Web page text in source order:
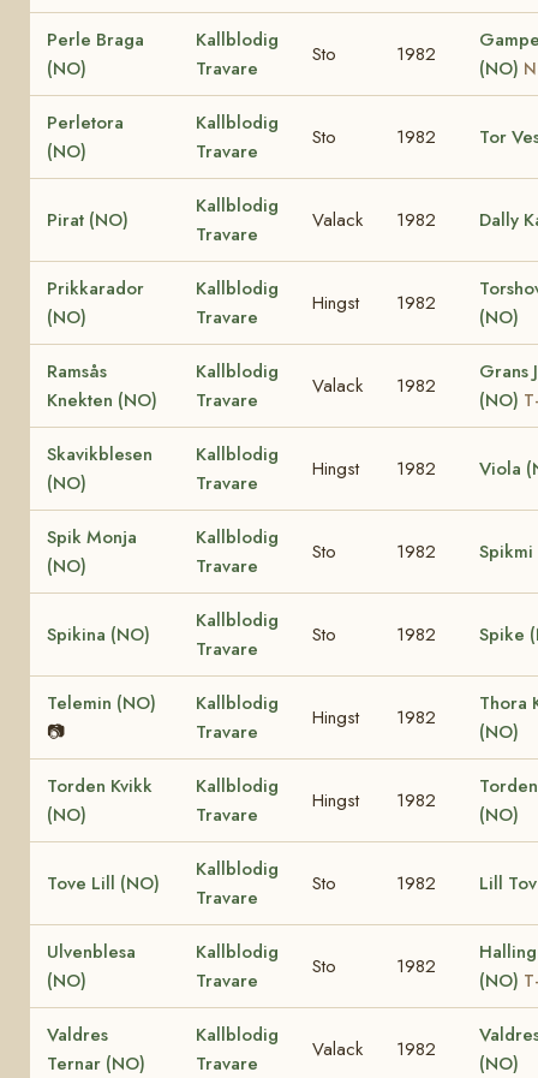
Perle Braga
(NO)
Kallblodig
Travare
Sto 1982
(NO)
Perletora
(NO)
Kallblodig
Travare
Sto 1982 Tor
Pirat (NO)
Kallblodig
Travare
Valack 1982 Dally
Prikkarador
(NO)
Kallblodig
Travare
Hingst 1982
(NO)
Ramsås
Knekten (NO)
Kallblodig
Travare
Valack 1982
Grans
(NO)
Skavikblesen
(NO)
Kallblodig
Travare
Hingst 1982 Viola
Spik Monja
(NO)
Kallblodig
Travare
Sto 1982
Spikina (NO)
Kallblodig
Travare
Sto 1982 Spike
Telemin (NO)
📷
Kallblodig
Travare
Hingst 1982
Thora
(NO)
Torden Kvikk
(NO)
Kallblodig
Travare
Hingst 1982
(NO)
Tove Lill (NO)
Kallblodig
Travare
Sto 1982 Lill
Ulvenblesa
(NO)
Kallblodig
Travare
Sto 1982
(NO)
Valdres
Ternar (NO)
Kallblodig
Travare
Valack 1982
(NO)